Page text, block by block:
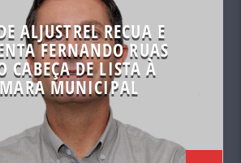
ALJUSTREL RECUA E
FERNANDO RUAS
CABEÇA DE LISTA À
MUNICIPAL